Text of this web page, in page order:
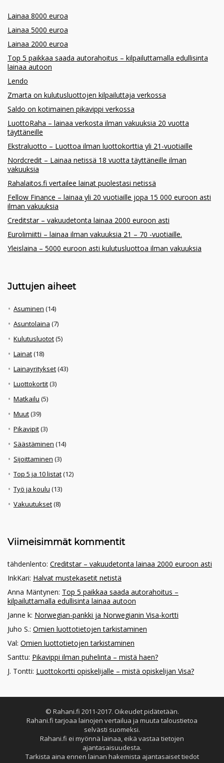
Lainaa 8000 euroa
Lainaa 5000 euroa
Lainaa 2000 euroa
Top 5 paikkaa saada autorahoitus – kilpailuttamalla edullisinta
lainaa autoon
Lendo
Zmarta on kulutusluottojen kilpailuttaja verkossa
Saldo on kotimainen pikavippi verkossa
LuottoRaha – lainaa verkosta ilman vakuuksia 20 vuotta
täyttäneille
Ekstraluotto – Luottoa ilman luottokorttia yli 21-vuotiaille
Nordcredit – Lainaa netissä 18 vuotta täyttäneille ilman
vakuuksia
Rahalaitos.fi vertailee lainat puolestasi netissä
Fellow Finance – lainaa yli 20 vuotiaille jopa 15 000 euroon asti
ilman vakuuksia
Creditstar – vakuudetonta lainaa 2000 euroon asti
Eurolimiitti – lainaa ilman vakuuksia 21 – 70 -vuotiaille.
Yleislaina – 5000 euroon asti kulutusluottoa ilman vakuuksia
Juttujen aiheet
Asuminen (14)
Asuntolaina (7)
Kulutusluotot(5)
Lainat(18)
Lainayritykset(43)
Luottokortit(3)
Matkailu (5)
Muut(39)
Pikavipit(3)
Säästäminen (14)
Sijoittaminen (3)
Top 5 ja 10 listat(12)
Työ ja koulu (13)
Vakuutukset(8)
Viimeisimmät kommentit
tähdenlento: Creditstar – vakuudetonta lainaa 2000 euroon asti
InkKari: Halvat mustekasetit netistä
Anna Mäntynen: Top 5 paikkaa saada autorahoitus –
kilpailuttamalla edullisinta lainaa autoon
Janne k: Norwegian-pankki ja Norwegianin Visa-kortti
Juho S.: Omien luottotietojen tarkistaminen
Val: Omien luottotietojen tarkistaminen
Santtu: Pikavippi ilman puhelinta – mistä haen?
J. Tontti: Luottokortti opiskelijalle – mistä opiskelijan Visa?
© Rahani.fi 2011-2017. Oikeudet pidätetään.
Rahani.fi tarjoaa lainojen vertailua ja muuta taloustietoa
selvästi suomeksi.
Rahani.fi ei myönnä lainaa, eikä vastaa tietojen
ajantasaisuudesta.
Tarkista aina ennen lainan hakemista ajantasaiset tiedot